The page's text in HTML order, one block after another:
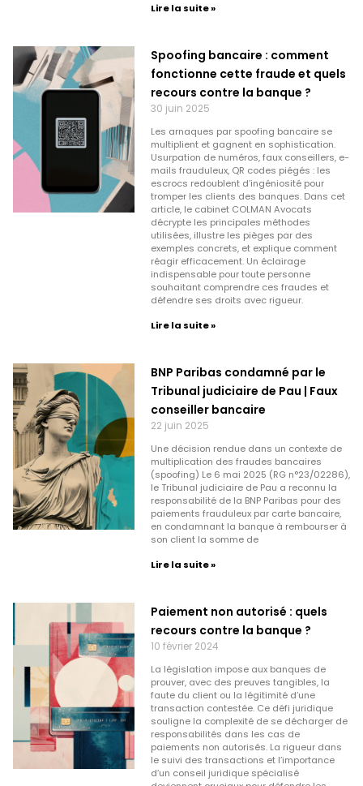
Lire la suite »
Spoofing bancaire : comment
fonctionne cette fraude et quels
recours contre la banque ?
30 juin 2025
Les arnaques par spoofing bancaire se
multiplient et gagnent en sophistication.
Usurpation de numéros, faux conseillers, e-
mails frauduleux, QR codes piégés : les
escrocs redoublent d’ingéniosité pour
tromper les clients des banques. Dans cet
article, le cabinet COLMAN Avocats
décrypte les principales méthodes
utilisées, illustre les pièges par des
exemples concrets, et explique comment
réagir efficacement. Un éclairage
indispensable pour toute personne
souhaitant comprendre ces fraudes et
défendre ses droits avec rigueur.
Lire la suite »
BNP Paribas condamné par le
Tribunal judiciaire de Pau | Faux
conseiller bancaire
22 juin 2025
Une décision rendue dans un contexte de
multiplication des fraudes bancaires
(spoofing) Le 6 mai 2025 (RG n°23/02286),
le Tribunal judiciaire de Pau a reconnu la
responsabilité de la BNP Paribas pour des
paiements frauduleux par carte bancaire,
en condamnant la banque à rembourser à
son client la somme de
Lire la suite »
Paiement non autorisé : quels
recours contre la banque ?
10 février 2024
La législation impose aux banques de
prouver, avec des preuves tangibles, la
faute du client ou la légitimité d’une
transaction contestée. Ce défi juridique
souligne la complexité de se décharger de
responsabilités dans les cas de
paiements non autorisés. La rigueur dans
le suivi des transactions et l’importance
d’un conseil juridique spécialisé